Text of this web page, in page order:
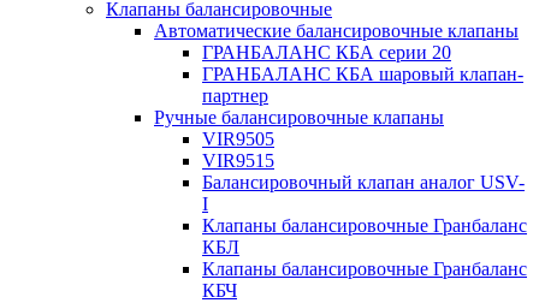
Клапаны балансировочные
Автоматические балансировочные клапаны
ГРАНБАЛАНС КБА серии 20
ГРАНБАЛАНС КБА шаровый клапан-
партнер
Ручные балансировочные клапаны
VIR9505
VIR9515
Балансировочный клапан аналог USV-
I
Клапаны балансировочные Гранбаланс
КБЛ
Клапаны балансировочные Гранбаланс
КБЧ